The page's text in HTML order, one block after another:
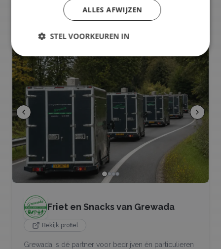
Selecteren voor offerteaanvraag
Friet en Snacks van Grewada
Bekijk profiel
Grewada is dé partner voor bedrijven én particulieren
ALLES AFWIJZEN
STEL VOORKEUREN IN